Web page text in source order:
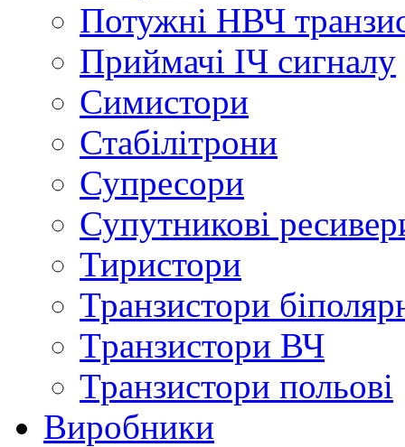
Потужні НВЧ
Приймачі ІЧ сигналу
Симистори
Стабілітрони
Супресори
Супутникові
Тиристори
Транзистори
Tранзистори ВЧ
Транзистори польові
Виробники